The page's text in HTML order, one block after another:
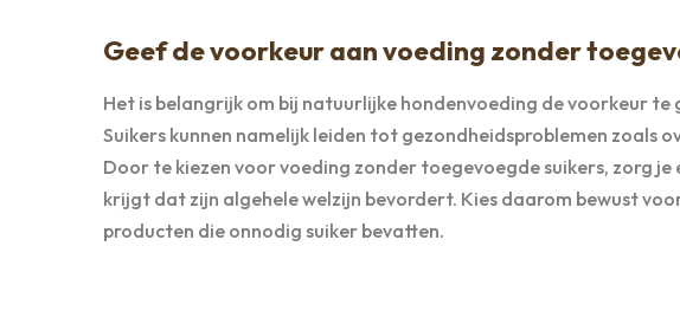
Geef de voorkeur aan voeding zonder
Het is belangrijk om bij natuurlijke hondenvoeding de voorkeur
Suikers kunnen namelijk leiden tot gezondheidsproblemen zoals
Door te kiezen voor voeding zonder toegevoegde suikers, zorg
krijgt dat zijn algehele welzijn bevordert. Kies daarom bewust
producten die onnodig suiker bevatten.